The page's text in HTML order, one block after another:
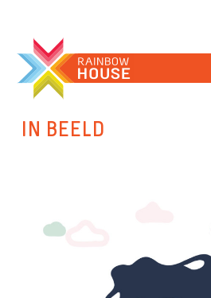
IN BEELD